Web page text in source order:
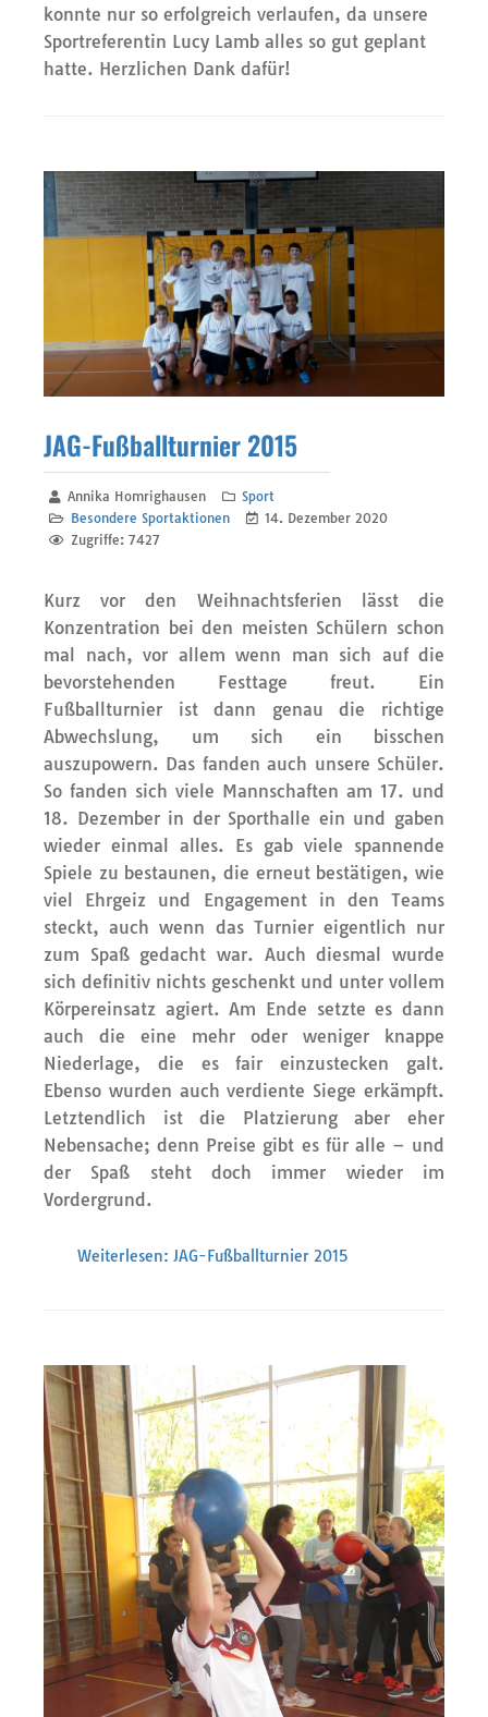
konnte nur so erfolgreich verlaufen, da unsere
Sportreferentin Lucy Lamb alles so gut geplant
hatte. Herzlichen Dank dafür!
JAG-Fußballturnier 2015
Annika Homrighausen
Sport
Besondere Sportaktionen
14. Dezember 2020
Zugriffe: 7427
Kurz vor den Weihnachtsferien lässt die
Konzentration bei den meisten Schülern schon
mal nach, vor allem wenn man sich auf die
bevorstehenden Festtage freut. Ein
Fußballturnier ist dann genau die richtige
Abwechslung, um sich ein bisschen
auszupowern. Das fanden auch unsere Schüler.
So fanden sich viele Mannschaften am 17. und
18. Dezember in der Sporthalle ein und gaben
wieder einmal alles. Es gab viele spannende
Spiele zu bestaunen, die erneut bestätigen, wie
viel Ehrgeiz und Engagement in den Teams
steckt, auch wenn das Turnier eigentlich nur
zum Spaß gedacht war. Auch diesmal wurde
sich definitiv nichts geschenkt und unter vollem
Körpereinsatz agiert. Am Ende setzte es dann
auch die eine mehr oder weniger knappe
Niederlage, die es fair einzustecken galt.
Ebenso wurden auch verdiente Siege erkämpft.
Letztendlich ist die Platzierung aber eher
Nebensache; denn Preise gibt es für alle – und
der Spaß steht doch immer wieder im
Vordergrund.
Weiterlesen: JAG-Fußballturnier 2015